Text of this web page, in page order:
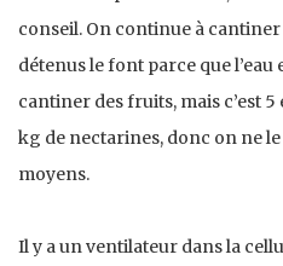
conseil. On continue à cantiner
détenus le font parce que
cantiner des fruits, mais c’est
kg de nectarines, donc on ne le
moyens.
Il y a un ventilateur dans la